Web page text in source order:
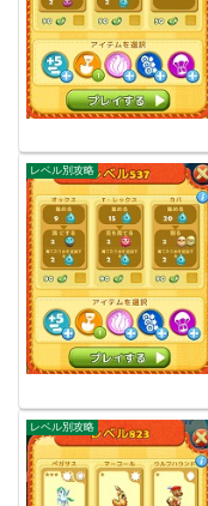
レベル別攻略
レベル別攻略